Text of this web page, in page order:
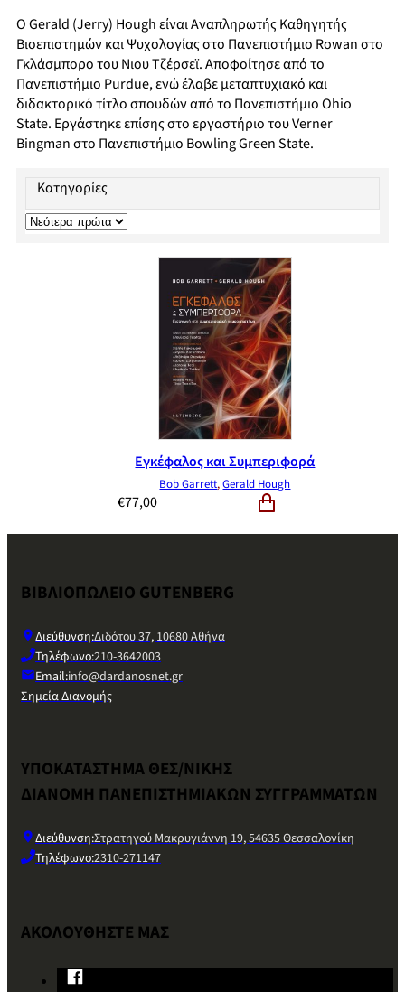
Ο Gerald (Jerry) Hough είναι Αναπληρωτής Καθηγητής
Βιοεπιστημών και Ψυχολογίας στο Πανεπιστήμιο Rowan στο
Γκλάσμπορο του Νιου Τζέρσεϊ. Αποφοίτησε από το
Πανεπιστήμιο Purdue, ενώ έλαβε μεταπτυχιακό και
διδακτορικό τίτλο σπουδών από το Πανεπιστήμιο Ohio
State. Εργάστηκε επίσης στο εργαστήριο του Verner
Bingman στο Πανεπιστήμιο Bowling Green State.
Κατηγορίες
Εγκέφαλος και Συμπεριφορά
Bob Garrett,Gerald Hough
€77,00
ΒΙΒΛΙΟΠΩΛΕΙΟ GUTENBERG
Διεύθυνση:Διδότου 37, 10680 Αθήνα
Τηλέφωνο:210-3642003
Email:info@dardanosnet.gr
Σημεία Διανομής
ΥΠΟΚΑΤΑΣΤΗΜΑ ΘΕΣ/ΝΙΚΗΣ
ΔΙΑΝΟΜΗ ΠΑΝΕΠΙΣΤΗΜΙΑΚΩΝ ΣΥΓΓΡΑΜΜΑΤΩΝ
Διεύθυνση:Στρατηγού Μακρυγιάννη 19, 54635 Θεσσαλονίκη
Τηλέφωνο:2310-271147
ΑΚΟΛΟΥΘΗΣΤΕ ΜΑΣ